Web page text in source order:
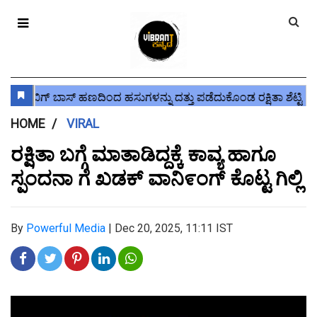
HOME VIRAL
ರಕ್ಷಿತಾ ಬಗ್ಗೆ ಮಾತಾಡಿದ್ದಕ್ಕೆ ಕಾವ್ಯ ಹಾಗೂ
ಸ್ಪಂದನಾ ಗೆ ಖಡಕ್ ವಾನಿ೯ಂಗ್ ಕೊಟ್ಟ ಗಿಲ್ಲಿ
By Powerful Media | Dec 20, 2025, 11:11 IST